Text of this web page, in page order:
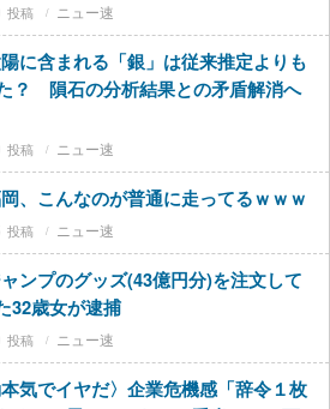
ニュー速
陽に含まれる「銀」は従来推定よりも
？ 隕石の分析結果との矛盾解消へ
ニュー速
岡、こんなのが普通に走ってるｗｗｗ
ニュー速
ンプのグッズ(43億円分)を注文して
32歳女が逮捕
ニュー速
気でイヤだ〉企業危機感「辞令１枚